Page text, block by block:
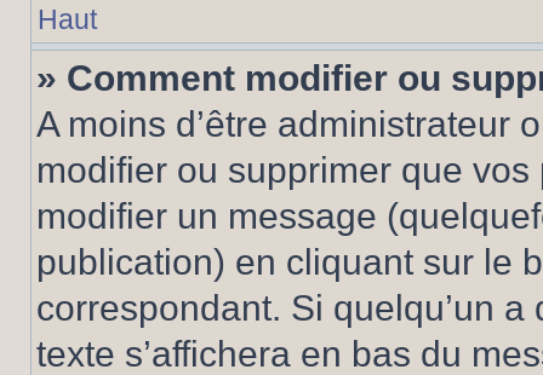
Haut
» Comment modifier ou
A moins d’être administrateur
modifier ou supprimer que
modifier un message
publication) en cliquant sur le
correspondant. Si quelqu’un
texte s’affichera en bas du